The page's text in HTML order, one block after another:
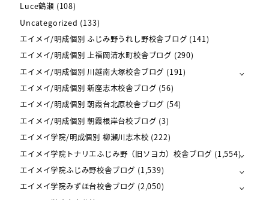
Luce鶴瀬 (108)
Uncategorized (133)
エイメイ/明成個別 ふじみ野うれし野校舎ブログ (141)
エイメイ/明成個別 上福岡清水町校舎ブログ (290)
エイメイ/明成個別 川越南大塚校舎ブログ (191)
エイメイ/明成個別 新座志木校舎ブログ (56)
エイメイ/明成個別 朝霞台北原校舎ブログ (54)
エイメイ/明成個別 朝霞根岸台校ブログ (3)
エイメイ学院/明成個別 柳瀬川志木校 (222)
エイメイ学院トナリエふじみ野（旧ソヨカ）校舎ブログ (1,554)
エイメイ学院ふじみ野校舎ブログ (1,539)
エイメイ学院みずほ台校舎ブログ (2,050)